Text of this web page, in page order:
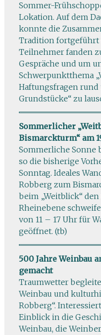
Sommer-
Lokation. Auf dem
konnte die
Tradition fortgeführt
Teilnehmer fanden
Gespräche und um
Schwerpunktthema
Haftungsfragen
Grundstücke“ zu
Sommerlicher
Bismarckturm“ am
Sommerliche Sonne
so die bisherige
Sonntag. Ideales
Robberg zum
beim „Weitblick“
Rheinebene
von 11 – 17 Uhr für
geöffnet. (tb)
500 Jahre Weinbau
gemacht
Traumwetter
Weinbau und
Robberg“.
Einblick in die
Weinbau, die